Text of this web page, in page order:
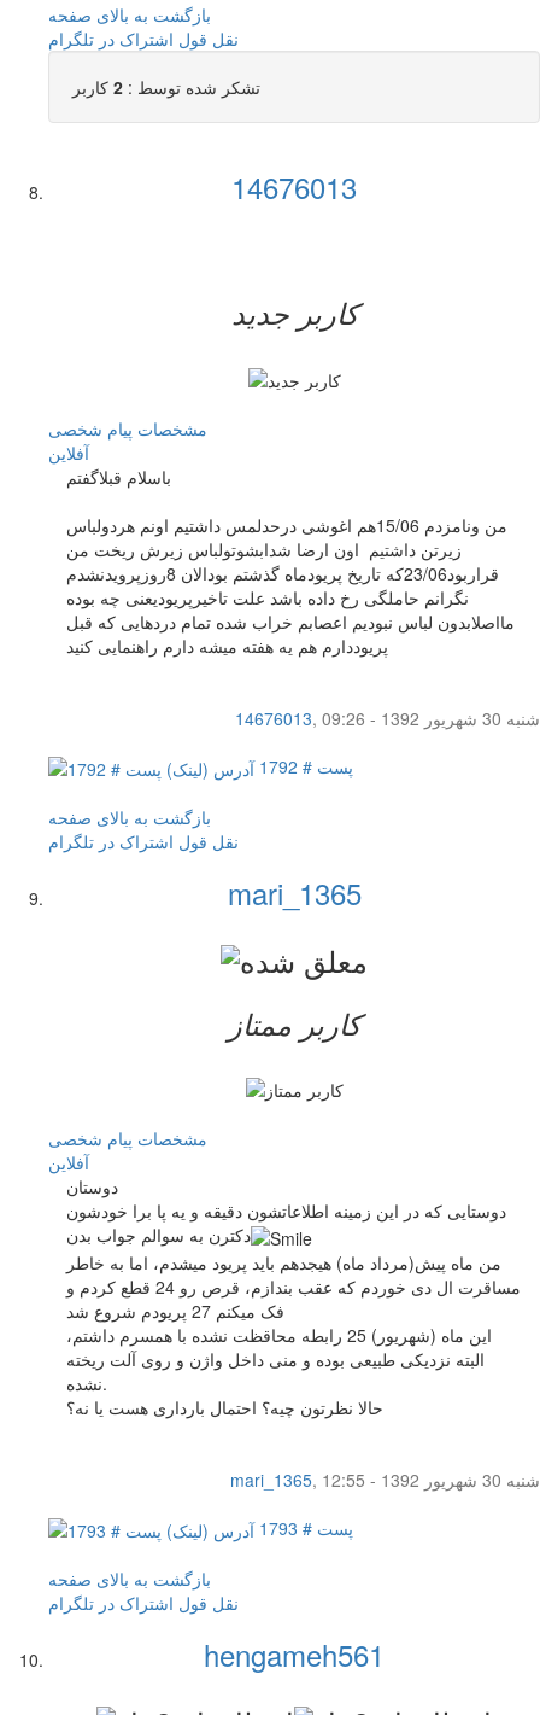
بازگشت به بالای صفحه
نقل قول اشتراک در تلگرام
تشکر شده توسط : 2 کاربر
14676013
کاربر جدید
مشخصات پیام شخصی
آفلاين
باسلام قبلاگفتم
من ونامزدم 15/06هم اغوشی درحدلمس داشتیم اونم هردولباس
زیرتن داشتیم اون ارضا شدابشوتولباس زیرش ریخت من
قراربود23/06که تاریخ پریودماه گذشتم بودالان 8روزپرویدنشدم
نگرانم حاملگی رخ داده باشد علت تاخیرپریودیعنی چه بوده
مااصلابدون لباس نبودیم اعصابم خراب شده تمام دردهایی که قبل
پریوددارم هم یه هفته میشه دارم راهنمایی کنید
14676013,
شنبه 30 شهریور 1392 - 09:26
پست # 1792
بازگشت به بالای صفحه
نقل قول اشتراک در تلگرام
mari_1365
کاربر ممتاز
مشخصات پیام شخصی
آفلاين
دوستان
دوستایی که در این زمینه اطلاعاتشون دقیقه و یه پا برا خودشون
دکترن به سوالم جواب بدن
من ماه پیش(مرداد ماه) هیجدهم باید پریود میشدم، اما به خاطر
مساقرت ال دی خوردم که عقب بندازم، قرص رو 24 قطع کردم و
فک میکنم 27 پریودم شروع شد
این ماه (شهریور) 25 رابطه محاقظت نشده با همسرم داشتم،
البته نزدیکی طبیعی بوده و منی داخل واژن و روی آلت ریخته
نشده.
حالا نظرتون چیه؟ احتمال بارداری هست یا نه؟
mari_1365,
شنبه 30 شهریور 1392 - 12:55
پست # 1793
بازگشت به بالای صفحه
نقل قول اشتراک در تلگرام
hengameh561